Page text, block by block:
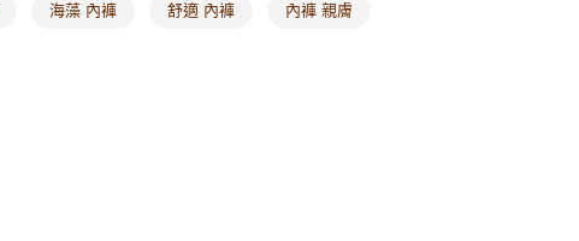
海藻 內褲 舒適 內褲 內褲 親膚